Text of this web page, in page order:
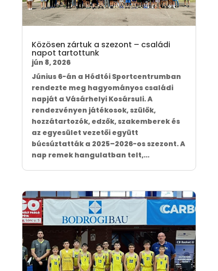
Közösen zártuk a szezont – családi
napot tartottunk
jún 8, 2026
Június 6-án a Hódtói Sportcentrumban
rendezte meg hagyományos családi
napját a Vásárhelyi Kosársuli. A
rendezvényen játékosok, szülők,
hozzátartozók, edzők, szakemberek és
az egyesület vezetői együtt
búcsúztatták a 2025–2026-os szezont. A
nap remek hangulatban telt,...